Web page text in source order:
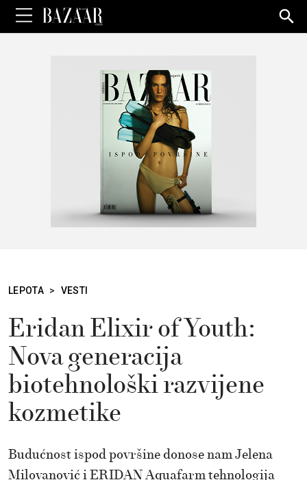
for:
LEPOTA > VESTI
Eridan Elixir of Youth:
Nova generacija
biotehnološki razvijene
kozmetike
Budućnost ispod površine donose nam Jelena
Milovanović i ERIDAN Aquafarm tehnologija